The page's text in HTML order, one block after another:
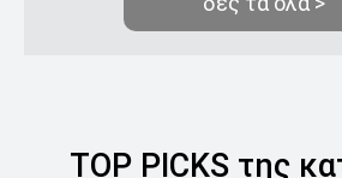
TOP PICKS της